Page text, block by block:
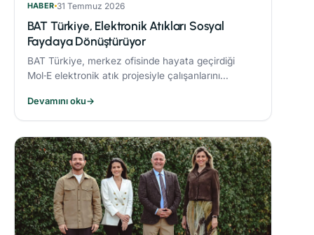
HABER 31 Temmuz 2026
BAT Türkiye, Elektronik Atıkları Sosyal
Faydaya Dönüştürüyor
BAT Türkiye, merkez ofisinde hayata geçirdiği
Mol‑E elektronik atık projesiyle çalışanlarını
Devamını oku→